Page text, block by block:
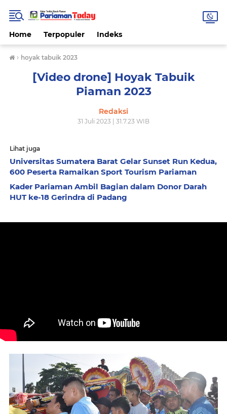
Home Terpopuler Indeks
› hoyak tabuik 2023
[Video drone] Hoyak Tabuik
Piaman 2023
Redaksi
31 Juli 2023 | 31.7.23 WIB
Lihat juga
Universitas Sumatera Barat Gelar Sunset Run Kedua,
600 Peserta Ramaikan Sport Tourism Pariaman
Kader Pariaman Ambil Bagian dalam Donor Darah
HUT ke-18 Gerindra di Padang